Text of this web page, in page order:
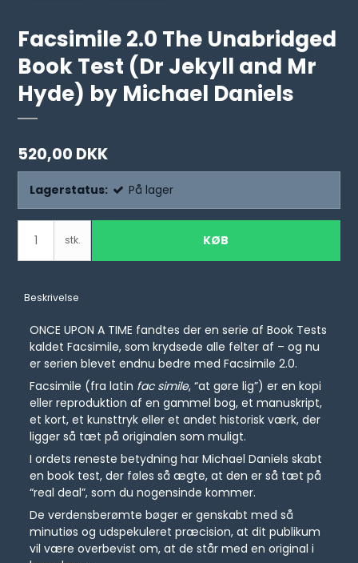
Facsimile 2.0 The Unabridged
Book Test (Dr Jekyll and Mr
Hyde) by Michael Daniels
520,00 DKK
Lagerstatus: På lager
stk. KØB
Beskrivelse
ONCE UPON A TIME fandtes der en serie af Book Tests
kaldet Facsimile, som krydsede alle felter af – og nu
er serien blevet endnu bedre med Facsimile 2.0.
Facsimile (fra latin fac simile, “at gøre lig”) er en kopi
eller reproduktion af en gammel bog, et manuskript,
et kort, et kunsttryk eller et andet historisk værk, der
ligger så tæt på originalen som muligt.
I ordets reneste betydning har Michael Daniels skabt
en book test, der føles så ægte, at den er så tæt på
“real deal”, som du nogensinde kommer.
De verdensberømte bøger er genskabt med så
minutiøs og udspekuleret præcision, at dit publikum
vil være overbevist om, at de står med en original i